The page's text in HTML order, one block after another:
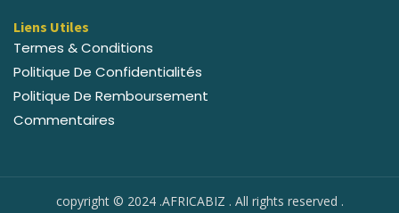
Liens Utiles
Termes & Conditions
Politique De Confidentialités
Politique De Remboursement
Commentaires
copyright © 2024 .AFRICABIZ . All rights reserved .